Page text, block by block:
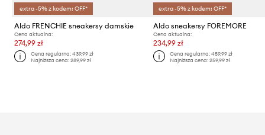
extra -5% z kodem: OFF*
Aldo FRENCHIE sneakersy damskie
Cena aktualna:
274,99 zł
Cena regularna:439,99 zł
Najniższa cena:289,99 zł
extra -5% z kodem: OFF*
Aldo sneakersy FOREMORE
Cena aktualna:
234,99 zł
Cena regularna: 459,99 zł
Najniższa cena: 259,99 zł